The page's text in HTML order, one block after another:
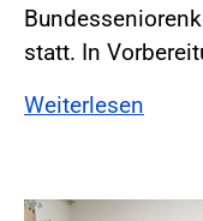
statt. In
Weiterlesen